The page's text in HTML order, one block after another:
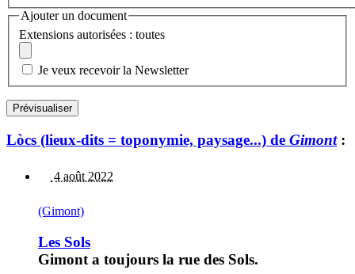
Ajouter un document
Extensions autorisées : toutes
Je veux recevoir la Newsletter
Lòcs (lieux-dits = toponymie, paysage...) de Gimont:
4 août 2022
(Gimont)
Les Sols
Gimont a toujours la rue des Sols.